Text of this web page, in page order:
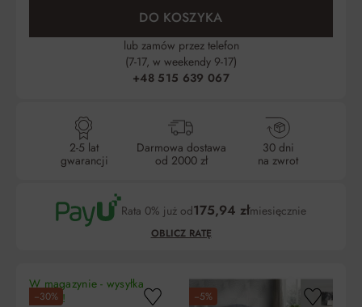
DO KOSZYKA
lub zamów przez telefon
(7-17, w weekendy 9-17)
+48 515 639 067
2-5 lat
gwarancji
Darmowa dostawa
od 2000 zł
30 dni
na zwrot
Rata 0% już od175,94 złmiesięcznie
OBLICZ RATĘ
−30%
W magazynie - wysyłka
dzisiaj!
−5%